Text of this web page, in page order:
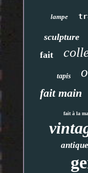
lampe
sculpture
fait
tapis
fait main
fait à la
antique